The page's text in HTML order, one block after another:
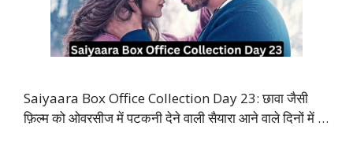
Saiyaara Box Office Collection Day 23: छावा जैसी
फ़िल्म को ओवरसीज में पटकनी देने वाली सैयारा आने वाले दिनों में …